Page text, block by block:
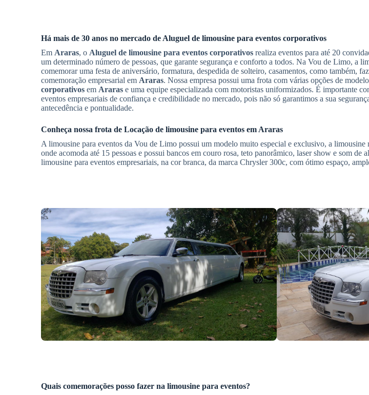
Há mais de 30 anos no mercado de Aluguel de limousine para eventos corporativos
Em Araras, o Aluguel de limousine para eventos corporativos realiza eventos para até 20
um determinado número de pessoas, que garante segurança e conforto a todos. Na Vou de Limo, a
comemorar uma festa de aniversário, formatura, despedida de solteiro, casamentos, como também,
comemoração empresarial em Araras. Nossa empresa possui uma frota com várias opções de
corporativos em Araras e uma equipe especializada com motoristas uniformizados. É importante
eventos empresariais de confiança e credibilidade no mercado, pois não só garantimos a sua
antecedência e pontualidade.
Conheça nossa frota de Locação de limousine para eventos em Araras
A limousine para eventos da Vou de Limo possui um modelo muito especial e exclusivo, a limousine
onde acomoda até 15 pessoas e possui bancos em couro rosa, teto panorâmico, laser show e som de
limousine para eventos empresariais, na cor branca, da marca Chrysler 300c, com ótimo espaço,
Quais comemorações posso fazer na limousine para eventos?